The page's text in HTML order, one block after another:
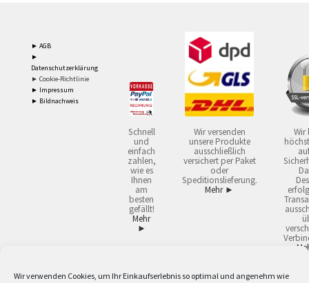
Wir verwenden Cookies, um Ihr Einkaufserlebnis so optimal und angenehm wie
► AGB
►
Datenschutzerklärung
► Cookie-Richtlinie
► Impressum
► Bildnachweis
Schnell
und
einfach
zahlen,
wie es
Ihnen
am
besten
gefällt!
Mehr
►
Wir versenden
unsere Produkte
ausschließlich
versichert per Paket
oder
Speditionslieferung.
Mehr ►
Wir
2